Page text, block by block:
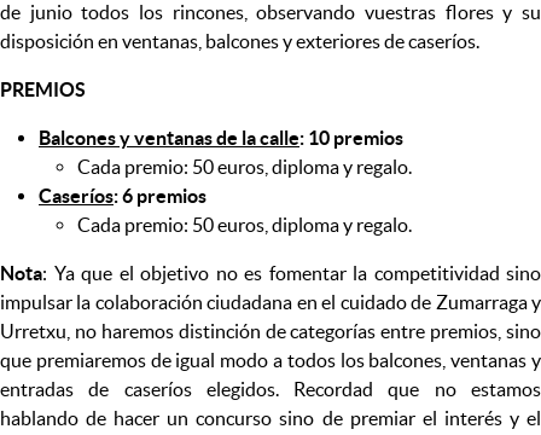
de junio todos los rincones, observando vuestras flores y su
disposición en ventanas, balcones y exteriores de caseríos.
PREMIOS
Balcones y ventanas de la calle: 10 premios
Cada premio: 50 euros, diploma y regalo.
Caseríos: 6 premios
Cada premio: 50 euros, diploma y regalo.
Nota: Ya que el objetivo no es fomentar la competitividad sino
impulsar la colaboración ciudadana en el cuidado de Zumarraga y
Urretxu, no haremos distinción de categorías entre premios, sino
que premiaremos de igual modo a todos los balcones, ventanas y
entradas de caseríos elegidos. Recordad que no estamos
hablando de hacer un concurso sino de premiar el interés y el